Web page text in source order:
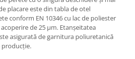
placare este din tabla de otel
conform EN 10346 cu lac de poliester
de 25 μm. Etanșeitatea
asigurată de garnitura poliuretanică
producție.